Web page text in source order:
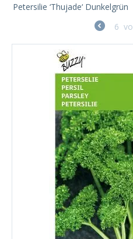
Petersilie ‘Thujade‘ Dunkelgrün
6